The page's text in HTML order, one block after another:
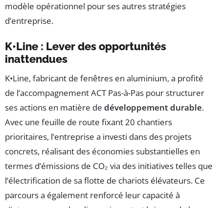
modèle opérationnel pour ses autres stratégies
d’entreprise.
K•Line : Lever des opportunités
inattendues
K•Line, fabricant de fenêtres en aluminium, a profité
de l’accompagnement ACT Pas-à-Pas pour structurer
ses actions en matière de développement durable.
Avec une feuille de route fixant 20 chantiers
prioritaires, l’entreprise a investi dans des projets
concrets, réalisant des économies substantielles en
termes d’émissions de CO₂ via des initiatives telles que
l’électrification de sa flotte de chariots élévateurs. Ce
parcours a également renforcé leur capacité à